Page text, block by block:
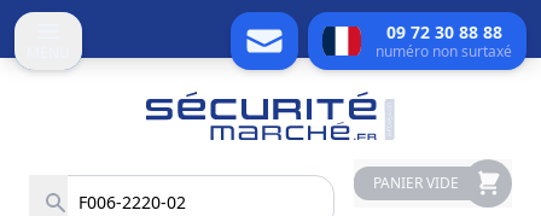
09 72 30 88 88
numéro non surtaxé
PANIER VIDE